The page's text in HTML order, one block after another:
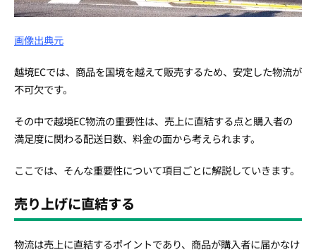
画像出典元
越境ECでは、商品を国境を越えて販売するため、安定した物流が
不可欠です。
その中で越境EC物流の重要性は、売上に直結する点と購入者の
満足度に関わる配送日数、料金の面から考えられます。
ここでは、そんな重要性について項目ごとに解説していきます。
売り上げに直結する
物流は売上に直結するポイントであり、商品が購入者に届かなけ